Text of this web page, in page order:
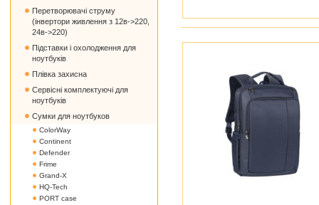
Перетворювачі струму
(інвертори живлення з 12в->220,
24в->220)
Підставки і охолодження для
ноутбуків
Плівка захисна
Сервісні комплектуючі для
ноутбуків
Сумки для ноутбуков
ColorWay
Continent
Defender
Frime
Grand-X
HQ-Tech
PORT case